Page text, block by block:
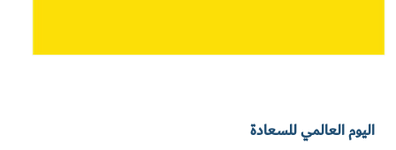
اليوم العالمي للسعادة